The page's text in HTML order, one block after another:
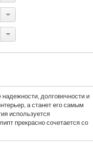
долговечности и
а станет его самым
используется
прекрасно сочетается со